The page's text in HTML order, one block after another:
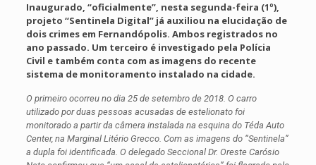
Inaugurado, “oficialmente”, nesta segunda-feira (1º),
projeto “Sentinela Digital” já auxiliou na elucidação de
dois crimes em Fernandópolis. Ambos registrados no
ano passado. Um terceiro é investigado pela Polícia
Civil e também conta com as imagens do recente
sistema de monitoramento instalado na cidade.
O primeiro ocorreu no dia 25 de setembro de 2018. O carro
utilizado por duas pessoas acusadas de estelionato foi
monitorado a partir da câmera instalada na esquina do Téda Auto
Center, na Marginal Litério Grecco. Com as imagens do “Sentinela”
a dupla foi identificada. O delegado Seccional Dr. Oreste Carósio